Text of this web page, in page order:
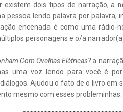
existem dois tipos de narração, a
pessoa lendo palavra por palavra,
encenada é como uma rádio-
personagens e o/a
Com Ovelhas Elétricas?a
uma voz lendo para você é
Ajudou o fato de o livro em
mesmo com esses probleminhas.